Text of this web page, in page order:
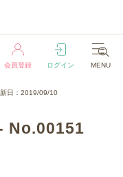
会員登録 ログイン MENU
日：2019/09/10
No.00151